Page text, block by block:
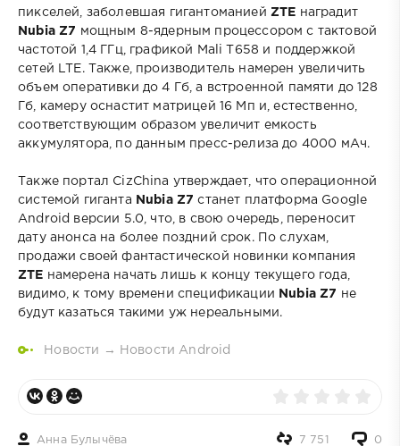
пикселей, заболевшая гигантоманией ZTE наградит
Nubia Z7 мощным 8-ядерным процессором с тактовой
частотой 1,4 ГГц, графикой Mali T658 и поддержкой
сетей LTE. Также, производитель намерен увеличить
объем оперативки до 4 Гб, а встроенной памяти до 128
Гб, камеру оснастит матрицей 16 Мп и, естественно,
соответствующим образом увеличит емкость
аккумулятора, по данным пресс-релиза до 4000 мАч.
Также портал CizChina утверждает, что операционной
системой гиганта
Nubia Z7 станет платформа Google
Android версии 5.0, что, в свою очередь, переносит
дату анонса на более поздний срок. По слухам,
продажи своей фантастической новинки компания
ZTE намерена начать лишь к концу текущего года,
видимо, к тому времени спецификации
Nubia Z7 не
будут казаться такими уж нереальными.
Новости → Новости Android
Анна Булычёва 0
7 751